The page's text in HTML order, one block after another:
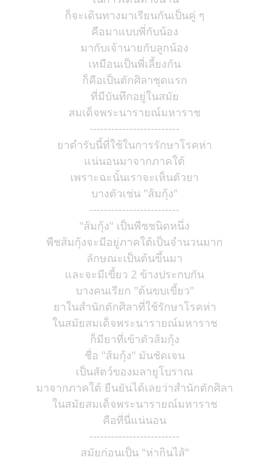
ก็จะเดินทางมาเรียนกันเป็นคู่ ๆ
คือมาแบบพี่กับน้อง
มากับเจ้านายกับลูกน้อง
เหมือนเป็นพี่เลี้ยงกัน
ก็คือเป็นตักศิลาชุดแรก
ที่มีบันทึกอยู่ในสมัย
สมเด็จพระนารายณ์มหาราช
-------------------------
ยาตำรับนี้ที่ใช้ในการรักษาโรคห่า
แน่นอนมาจากภาคใต้
เพราะฉะนั้นเราจะเห็นตัวยา
บางตัวเช่น "ส้มกุ้ง"
-------------------------
"ส้มกุ้ง" เป็นพืชชนิดหนึ่ง
พืชส้มกุ้งจะมีอยู่ภาคใต้เป็นจำนวนมาก
ลักษณะเป็นต้นขึ้นมา
และจะมีเขี้ยว 2 ข้างประกบกัน
บางคนเรียก "ต้นขบเขี้ยว"
ยาในสำนักตักศิลาที่ใช้รักษาโรคห่า
ในสมัยสมเด็จพระนารายณ์มหาราช
ก็มียาที่เข้าตัวส้มกุ้ง
ชื่อ "ส้มกุ้ง" มันชัดเจน
เป็นสัตว์ของมลายูโบราณ
มาจากภาคใต้ ยืนยันได้เลยว่าสำนักตักศิลา
ในสมัยสมเด็จพระนารายณ์มหาราช
คือที่นี่แน่นอน
-------------------------
สมัยก่อนเป็น "ห่ากินไส้"